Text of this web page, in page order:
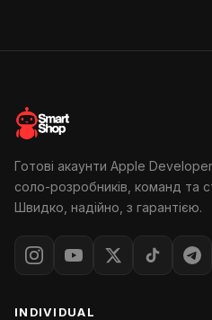
Готові акаунти Apple
соло-розробників, команд та
Швидко, надійно, з гарантією.
INDIVIDUAL